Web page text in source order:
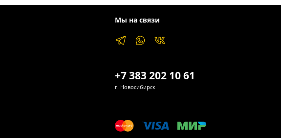
Мы на связи
+7 383 202 10 61
г. Новосибирск